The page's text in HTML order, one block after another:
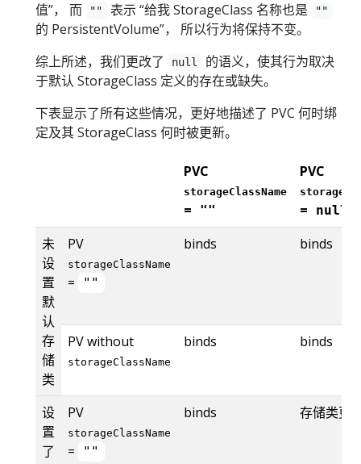
值”， 而
"" 表示 “给我 StorageClass 名称也是 ""
的 PersistentVolume”， 所以行为将保持不变。
综上所述，我们更改了
null
的语义，使其行为取决
于默认 StorageClass 定义的存在或缺失。
下表显示了所有这些情况，更好地描述了 PVC 何时绑
定及其 StorageClass 何时被更新。
PVC
storageClassName
= ""
PVC
= null
未
设
置
默
认
存
储
类
PV
storageClassName
= ""
binds binds
PV without
storageClassName
binds binds
设
置
了
PV
storageClassName
= ""
binds 存储类更